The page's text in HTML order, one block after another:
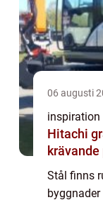
06 augusti
inspiration
Hitachi
Stål finns